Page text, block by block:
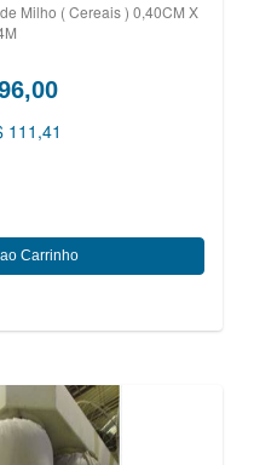
Milho ( Cereais ) 0,40CM X
111,41